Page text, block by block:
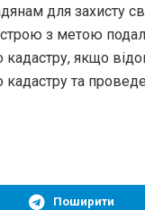
для захисту
з метою
якщо
та
Поширити